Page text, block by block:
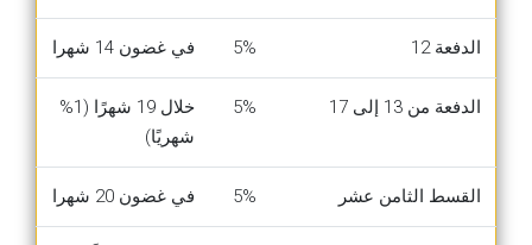
الدفعة 12 5% في غضون 14 شهرا
الدفعة من 13 إلى 17 5%
خلال 19 شهرًا (1%
شهريًا)
القسط الثامن عشر 5% في غضون 20 شهرا